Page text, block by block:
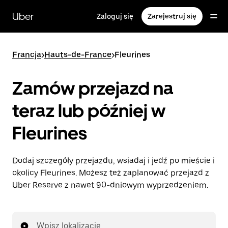
głównej
zawartości
Uber Zaloguj się Zarejestruj się
Francja>Hauts-de-France>Fleurines
Zamów przejazd na
teraz lub później w
Fleurines
Dodaj szczegóły przejazdu, wsiadaj i jedź po mieście i
okolicy Fleurines. Możesz też zaplanować przejazd z
Uber Reserve z nawet 90-dniowym wyprzedzeniem.
Wpisz lokalizację